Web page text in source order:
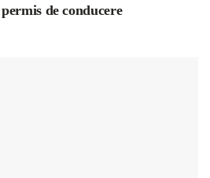
de conducere